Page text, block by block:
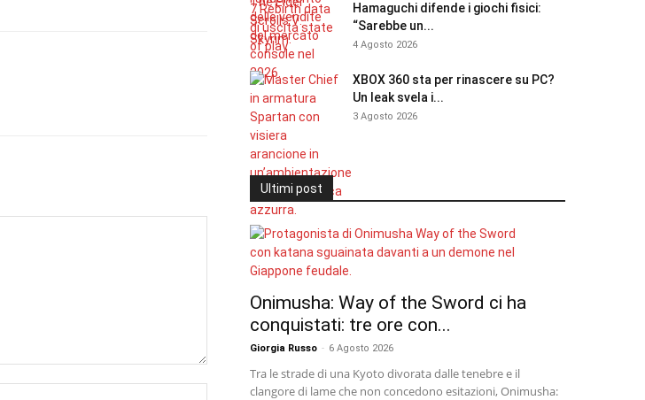
Hamaguchi difende i giochi fisici:
“Sarebbe un...
4 Agosto 2026
XBOX 360 sta per rinascere su PC?
Un leak svela i...
3 Agosto 2026
Ultimi post
Onimusha: Way of the Sword ci ha
conquistati: tre ore con...
Giorgia Russo - 6 Agosto 2026
Tra le strade di una Kyoto divorata dalle tenebre e il
clangore di lame che non concedono esitazioni, Onimusha: